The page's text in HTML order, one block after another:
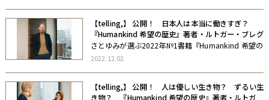
【telling,】 公開！ 日本人は本当に働きすぎ？
『Humankind 希望の歴史』著者・ルトガー・ブレグ
マン氏に聞いてきた！【後編】
さとゆみが選ぶ2022年№1書籍『Humankind 希望の
歴史』の著者、ルトガー・ブレグマン氏とのインタ
「子育て中の親に対す […]
2022.12.02
【telling,】 公開！ 人は優しい生き物？ ずるい生
き物？ 『Humankind 希望の歴史』著者・ルトガ